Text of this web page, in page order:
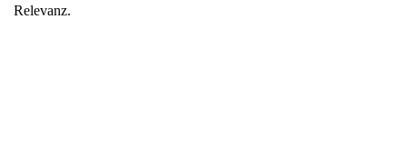
Relevanz.